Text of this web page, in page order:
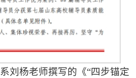
刘杨老师撰写的《“四步锚定